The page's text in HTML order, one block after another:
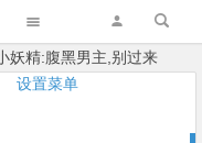
设置菜单
妖精:腹黑男主,别过来